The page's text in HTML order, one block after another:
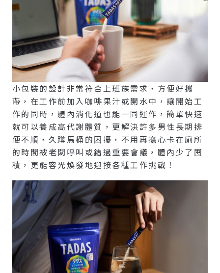
小包裝的設計非常符合上班族需求，方便好攜
帶，在工作前加入咖啡果汁或開水中，讓開始工
作的同時，體內消化道也能一同運作，簡單快速
就可以養成高代謝體質，更解決許多男性長期排
便不順，久蹲馬桶的困擾，不用再擔心卡在廁所
的時間被老闆呼叫或錯過重要會議，體內少了囤
積，更能容光煥發地迎接各種工作挑戰！